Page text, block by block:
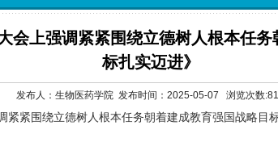
会上强调紧紧围绕立德树人根本任
标扎实迈进》
发布人：生物医药学院 发布时间：2025-05-07 浏览次数:
紧紧围绕立德树人根本任务朝着建成教育强国战略目